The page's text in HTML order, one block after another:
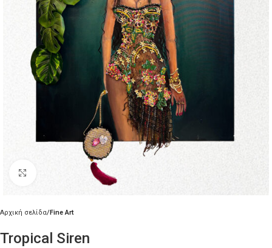
Κλικ για μεγέθυνση
Αρχική σελίδα Fine Art
Tropical Siren